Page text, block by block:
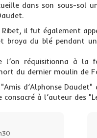
dans son sous-sol
il fut également
du blé pendant
l’on réquisitionna à la
du dernier moulin de
"Amis d’Alphonse
consacré à l’auteur des